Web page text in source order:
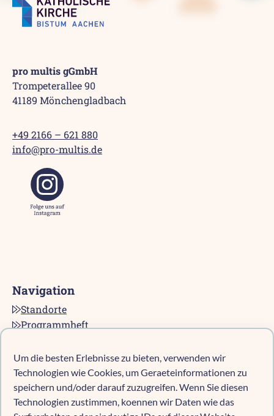
Um die besten Erlebnisse zu bieten, verwenden wir
Technologien wie Cookies, um Geraeteinformationen zu
speichern und/oder darauf zuzugreifen. Wenn Sie diesen
Technologien zustimmen, koennen wir Daten wie das
pro multis gGmbH
Trompeterallee 90
41189 Mönchengladbach
+49 2166 – 621 880
info@pro-multis.de
Navigation
Standorte
Programmheft
Karriere bei pro multis
Impressum
Datenschutz
Cookie-Richtlinie (EU)